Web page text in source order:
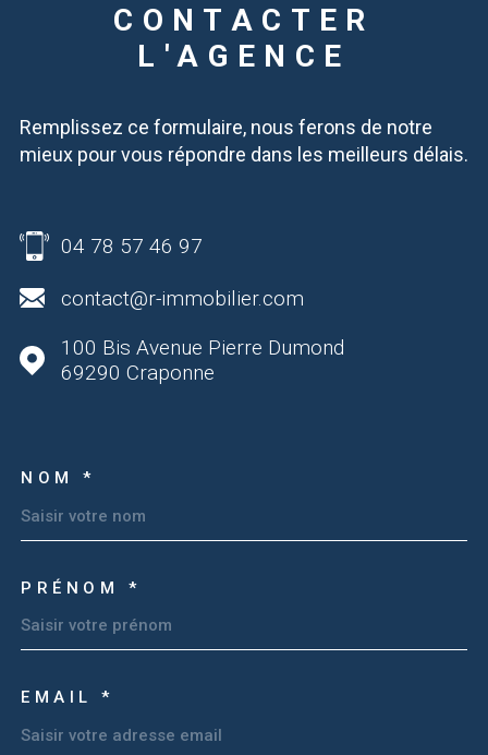
CONTACTER
L'AGENCE
Remplissez ce formulaire, nous ferons de notre
mieux pour vous répondre dans les meilleurs délais.
04 78 57 46 97
contact@r-immobilier.com
100 Bis Avenue Pierre Dumond
69290
Craponne
NOM *
PRÉNOM *
EMAIL *